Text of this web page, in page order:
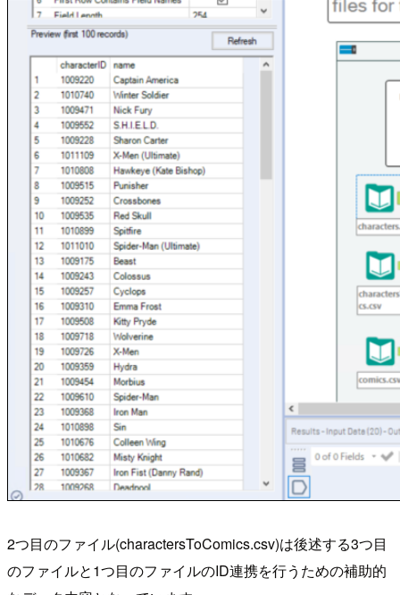
2つ目のファイル(charactersToComics.csv)は後述する3つ目
のファイルと1つ目のファイルのID連携を行うための補助的